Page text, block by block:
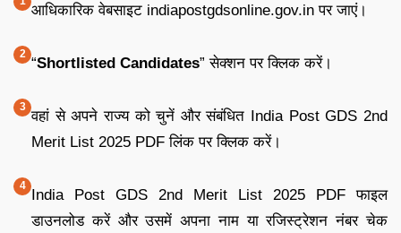
आधिकारिक वेबसाइट indiapostgdsonline.gov.in पर जाएं।
“Shortlisted Candidates” सेक्शन पर क्लिक करें।
वहां से अपने राज्य को चुनें और संबंधित India Post GDS 2nd
Merit List 2025 PDF लिंक पर क्लिक करें।
India Post GDS 2nd Merit List 2025 PDF फाइल
डाउनलोड करें और उसमें अपना नाम या रजिस्ट्रेशन नंबर चेक